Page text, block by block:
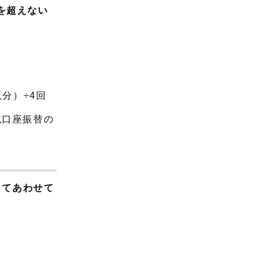
超えない
）÷4回
座振替の
あわせて